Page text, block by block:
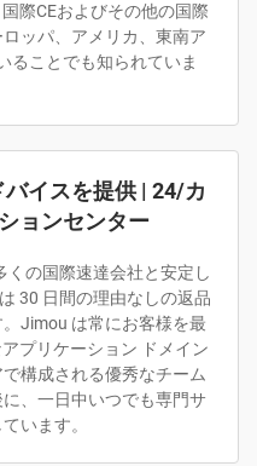
際CEおよびその他の国際
ッパ、アメリカ、東南ア
ることでも知られていま
イスを提供 | 24/カ
ョンセンター
くの国際速達会社と安定し
30 日間の理由なしの返品
Jimou は常にお客様を最
プリケーション ドメイン
構成される優秀なチーム
、一日中いつでも専門サ
います。